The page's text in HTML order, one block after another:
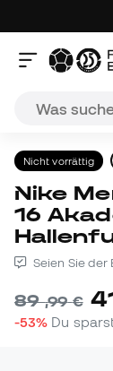
Nicht vorrättig
Nike Mercurial Air Zoom Vapor
16
Seien Sie
89,99 €
-53% Du